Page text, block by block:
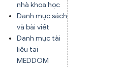
nhà khoa học
Danh mục sách
và bài viết
Danh mục tài
liệu tại
MEDDOM